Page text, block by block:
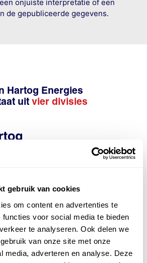
gebruik van cookies
om content en advertenties te
functies voor social media te bieden
te analyseren. Ook delen we
van onze site met onze
media, adverteren en analyse. Deze
onjuiste interpretatie of een
de gepubliceerde gegevens.
Hartog Energies
uit vier divisies